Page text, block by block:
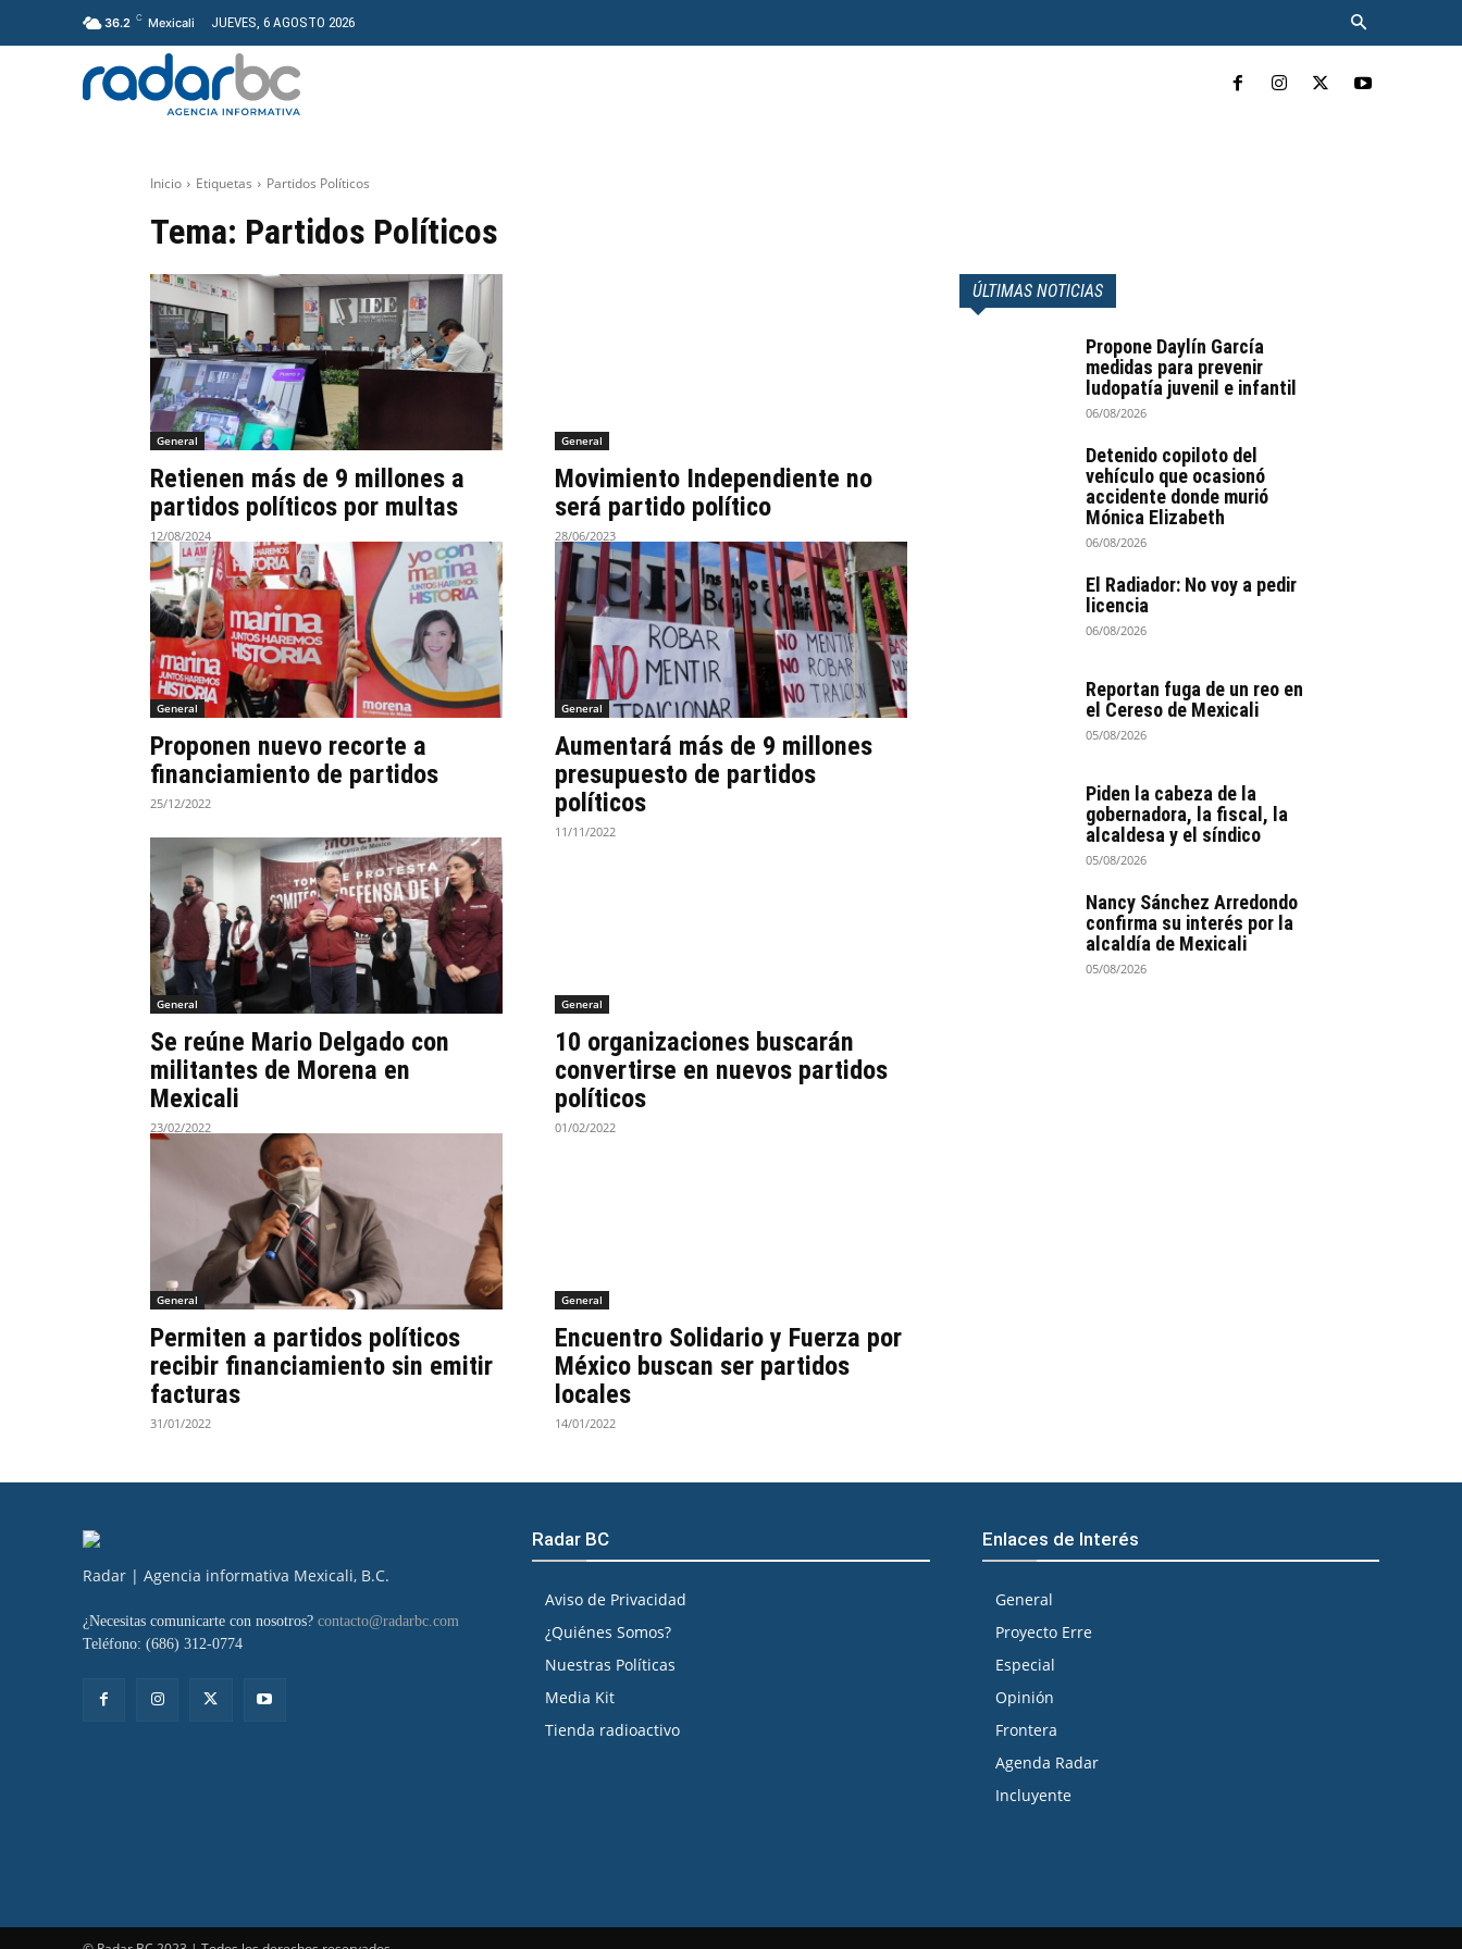
36.2 C Mexicali JUEVES, 6 AGOSTO 2026
Inicio Etiquetas Partidos Políticos
Tema: Partidos Políticos
General
Retienen más de 9 millones a
partidos políticos por multas
12/08/2024
General
Movimiento Independiente no
será partido político
28/06/2023
General
Proponen nuevo recorte a
financiamiento de partidos
25/12/2022
General
Aumentará más de 9 millones
presupuesto de partidos
políticos
11/11/2022
General
Se reúne Mario Delgado con
militantes de Morena en
Mexicali
23/02/2022
General
10 organizaciones buscarán
convertirse en nuevos partidos
políticos
01/02/2022
General
Permiten a partidos políticos
recibir financiamiento sin emitir
facturas
31/01/2022
General
Encuentro Solidario y Fuerza por
México buscan ser partidos
locales
14/01/2022
ÚLTIMAS NOTICIAS
Propone Daylín García
medidas para prevenir
ludopatía juvenil e infantil
06/08/2026
Detenido copiloto del
vehículo que ocasionó
accidente donde murió
Mónica Elizabeth
06/08/2026
El Radiador: No voy a pedir
licencia
06/08/2026
Reportan fuga de un reo en
el Cereso de Mexicali
05/08/2026
Piden la cabeza de la
gobernadora, la fiscal, la
alcaldesa y el síndico
05/08/2026
Nancy Sánchez Arredondo
confirma su interés por la
alcaldía de Mexicali
05/08/2026
Radar | Agencia informativa Mexicali, B.C.
¿Necesitas comunicarte con nosotros? contacto@radarbc.com
Teléfono: (686) 312-0774
Radar BC
Aviso de Privacidad
¿Quiénes Somos?
Nuestras Políticas
Media Kit
Tienda radioactivo
Enlaces de Interés
General
Proyecto Erre
Especial
Opinión
Frontera
Agenda Radar
Incluyente